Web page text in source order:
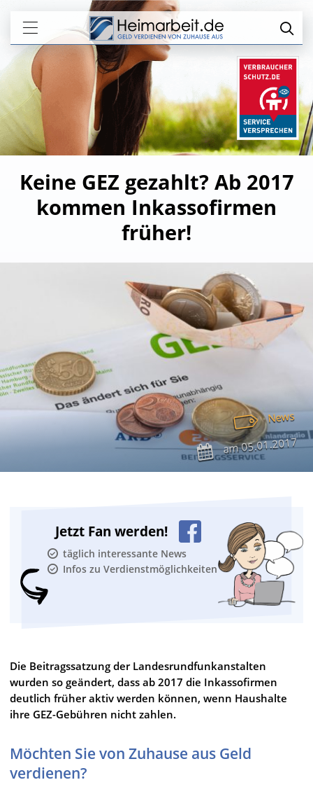
Keine GEZ gezahlt? Ab 2017
kommen Inkassofirmen
früher!
News
am05.01.2017
Jetzt Fan werden!
täglich interessante News
Infos zu Verdienstmöglichkeiten
Die Beitragssatzung der Landesrundfunkanstalten
wurden so geändert, dass ab 2017 die Inkassofirmen
deutlich früher aktiv werden können, wenn Haushalte
ihre GEZ-Gebühren nicht zahlen.
Möchten Sie von Zuhause aus Geld
verdienen?